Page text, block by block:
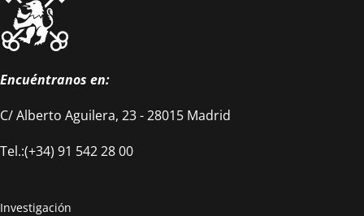
Saber más
Encuéntranos en:
C/ Alberto Aguilera, 23 - 28015 Madrid
Tel.:(+34) 91 542 28 00
Investigación